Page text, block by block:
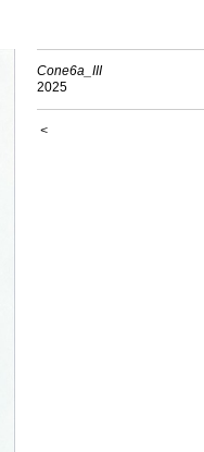
Cone6a_III
2025
<